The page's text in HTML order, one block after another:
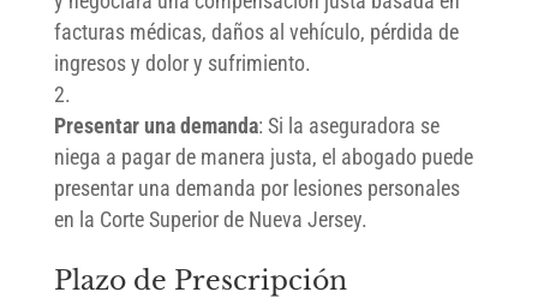
facturas médicas, daños al vehículo, pérdida de
ingresos y dolor y sufrimiento.
Presentar una demanda: Si la aseguradora se
niega a pagar de manera justa, el abogado puede
presentar una demanda por lesiones personales
en la Corte Superior de Nueva Jersey.
Plazo de Prescripción